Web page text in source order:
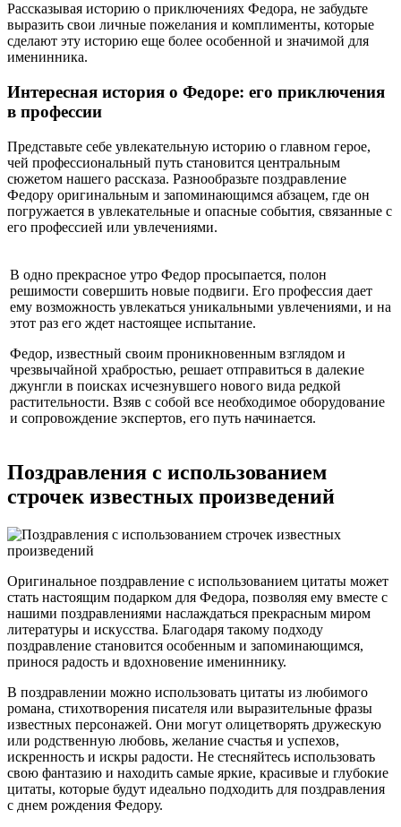
Рассказывая историю о приключениях Федора, не забудьте
выразить свои личные пожелания и комплименты, которые
сделают эту историю еще более особенной и значимой для
именинника.
Интересная история о Федоре: его приключения
в профессии
Представьте себе увлекательную историю о главном герое,
чей профессиональный путь становится центральным
сюжетом нашего рассказа. Разнообразьте поздравление
Федору оригинальным и запоминающимся абзацем, где он
погружается в увлекательные и опасные события, связанные с
его профессией или увлечениями.
В одно прекрасное утро Федор просыпается, полон
решимости совершить новые подвиги. Его профессия дает
ему возможность увлекаться уникальными увлечениями, и на
этот раз его ждет настоящее испытание.
Федор, известный своим проникновенным взглядом и
чрезвычайной храбростью, решает отправиться в далекие
джунгли в поисках исчезнувшего нового вида редкой
растительности. Взяв с собой все необходимое оборудование
и сопровождение экспертов, его путь начинается.
Поздравления с использованием
строчек известных произведений
Оригинальное поздравление с использованием цитаты может
стать настоящим подарком для Федора, позволяя ему вместе с
нашими поздравлениями наслаждаться прекрасным миром
литературы и искусства. Благодаря такому подходу
поздравление становится особенным и запоминающимся,
принося радость и вдохновение имениннику.
В поздравлении можно использовать цитаты из любимого
романа, стихотворения писателя или выразительные фразы
известных персонажей. Они могут олицетворять дружескую
или родственную любовь, желание счастья и успехов,
искренность и искры радости. Не стесняйтесь использовать
свою фантазию и находить самые яркие, красивые и глубокие
цитаты, которые будут идеально подходить для поздравления
с днем рождения Федору.